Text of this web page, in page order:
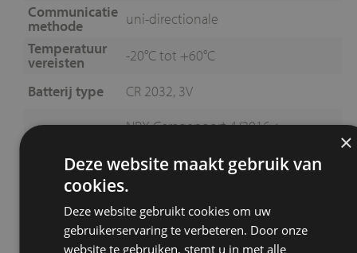
Communicatie
methode
uni-directionale
Temperatuur
vereisten
-20°C tot +60°C
Batterij type
CR 2032, 3V
NRX Garagepoort 4/2016<
50 / 270)
https://www.nassau-door.be/wp-
content/uploads/2019/06/NR564_4-
kanaals-01.jpg
×
Deze website maakt gebruik van
cookies.
Deze website gebruikt cookies om uw
gebruikerservaring te verbeteren. Door onze
website te gebruiken, stemt u in met alle